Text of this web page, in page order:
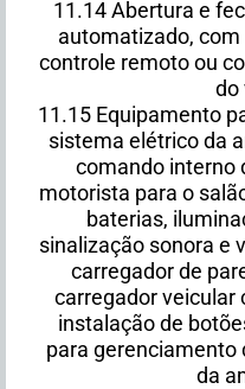
11.14 Abertura e
automatizado,
controle remoto ou
do
11.15 Equipamento
sistema elétrico da
comando interno
motorista para o
baterias,
sinalização sonora e
carregador de
carregador veicular
instalação de
para gerenciamento
da